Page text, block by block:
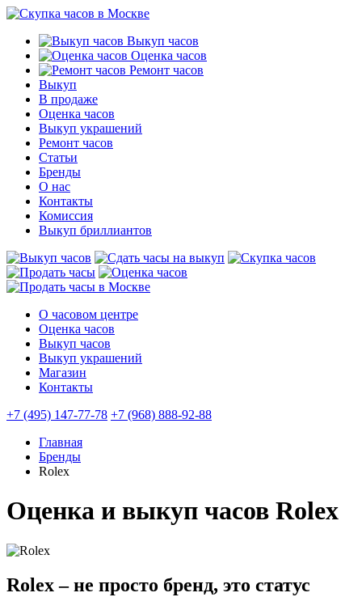
Выкуп часов
Оценка часов
Ремонт часов
Выкуп
В продаже
Оценка часов
Выкуп украшений
Ремонт часов
Статьи
Бренды
О нас
Контакты
Комиссия
Выкуп бриллиантов
О часовом центре
Оценка часов
Выкуп часов
Выкуп украшений
Магазин
Контакты
+7 (495) 147-77-78 +7 (968) 888-92-88
Главная
Бренды
Rolex
Оценка и выкуп часов Rolex
Rolex – не просто бренд, это статус